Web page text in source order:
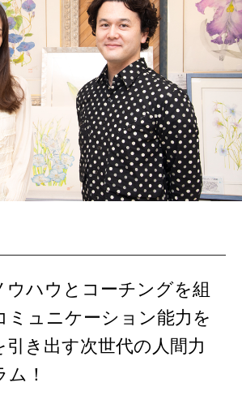
ウハウとコーチングを組
ミュニケーション能力を
引き出す次世代の人間力
！